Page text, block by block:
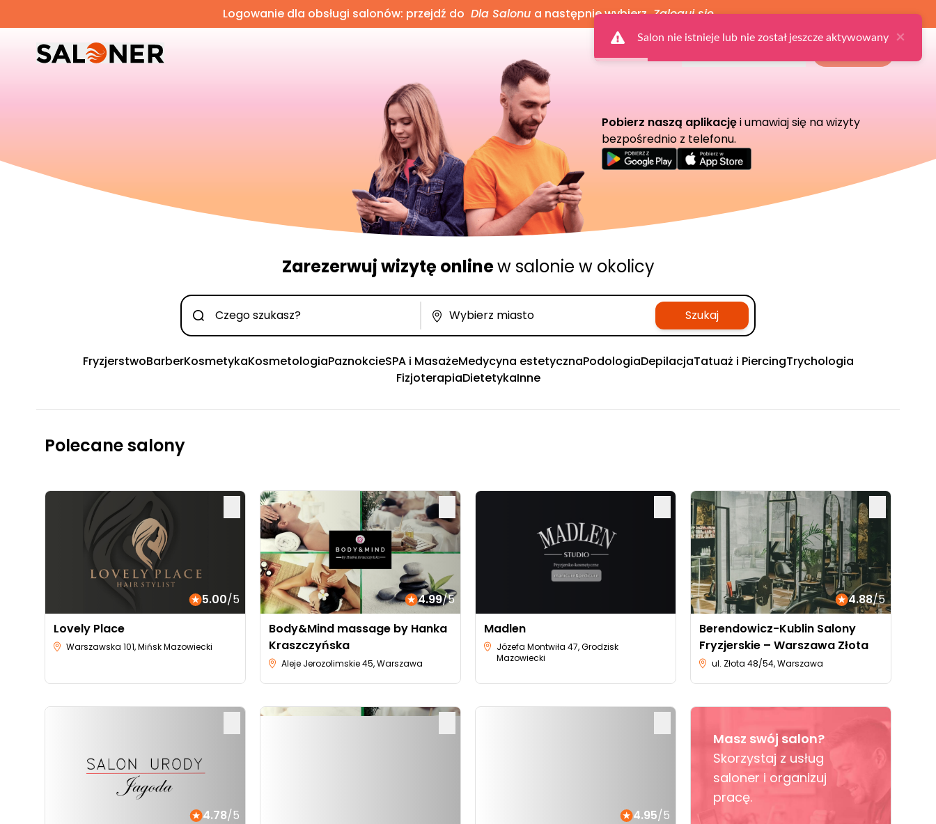
Logowanie dla obsługi salonów: przejdź do Dla Salonu a następnie wybierzZaloguj się
Pobierz naszą aplikacjęi umawiaj się na wizyty
bezpośrednio z telefonu.
Zarezerwuj wizytę onlinew salonie w okolicy
Szukaj
FryzjerstwoBarberKosmetykaKosmetologiaPaznokcieSPA i MasażeMedycyna estetycznaPodologiaDepilacjaTatuaż i PiercingTrychologia
FizjoterapiaDietetykaInne
Polecane salony
5.00/5
Lovely Place
Warszawska 101, Mińsk Mazowiecki
4.99/5
Body&Mind massage by Hanka
Kraszczyńska
Aleje Jerozolimskie 45, Warszawa
Madlen
Józefa Montwiła 47, Grodzisk
Mazowiecki
4.88/5
Berendowicz-Kublin Salony
Fryzjerskie – Warszawa Złota
ul. Złota 48/54, Warszawa
4.78/5
4.95/5
Masz swój salon?
Skorzystaj z usług
saloner i organizuj
pracę.
Salon nie istnieje lub nie został jeszcze aktywowany ×